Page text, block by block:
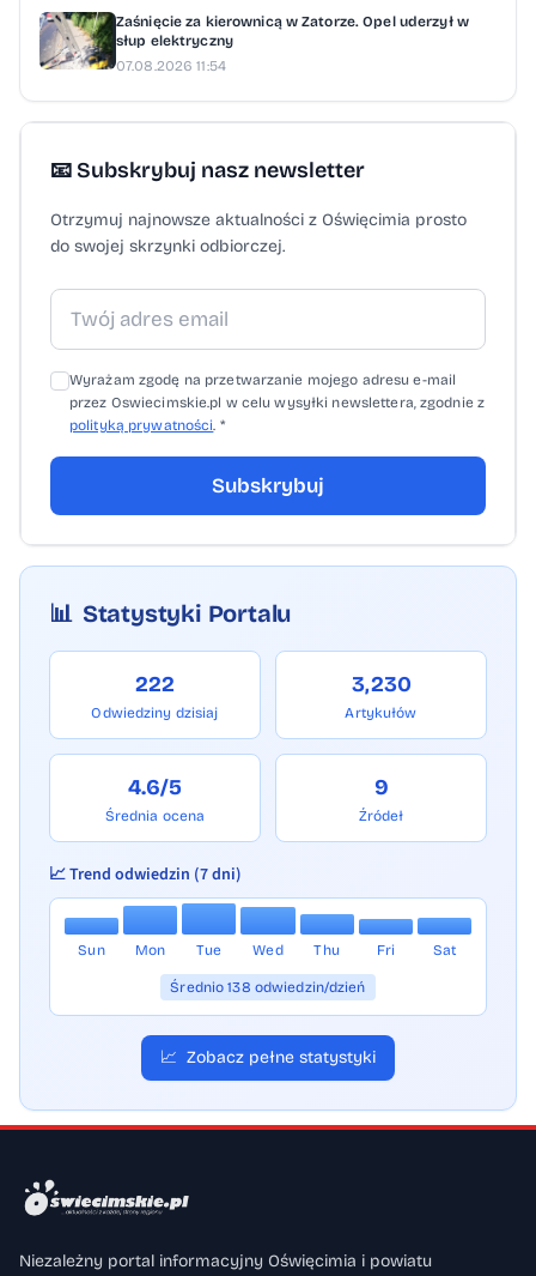
Zaśnięcie za kierownicą w Zatorze. Opel uderzył w
słup elektryczny
07.08.2026 11:54
📧 Subskrybuj nasz newsletter
Otrzymuj najnowsze aktualności z Oświęcimia prosto
do swojej skrzynki odbiorczej.
Wyrażam zgodę na przetwarzanie mojego adresu e-mail
przez Oswiecimskie.pl w celu wysyłki newslettera, zgodnie z
polityką prywatności. *
Subskrybuj
📊 Statystyki Portalu
222
Odwiedziny dzisiaj
3,230
Artykułów
4.6/5
Średnia ocena
9
Źródeł
📈 Trend odwiedzin (7 dni)
Sun Mon Tue Wed Thu Fri Sat
Średnio 138 odwiedzin/dzień
📈 Zobacz pełne statystyki
Niezależny portal informacyjny Oświęcimia i powiatu